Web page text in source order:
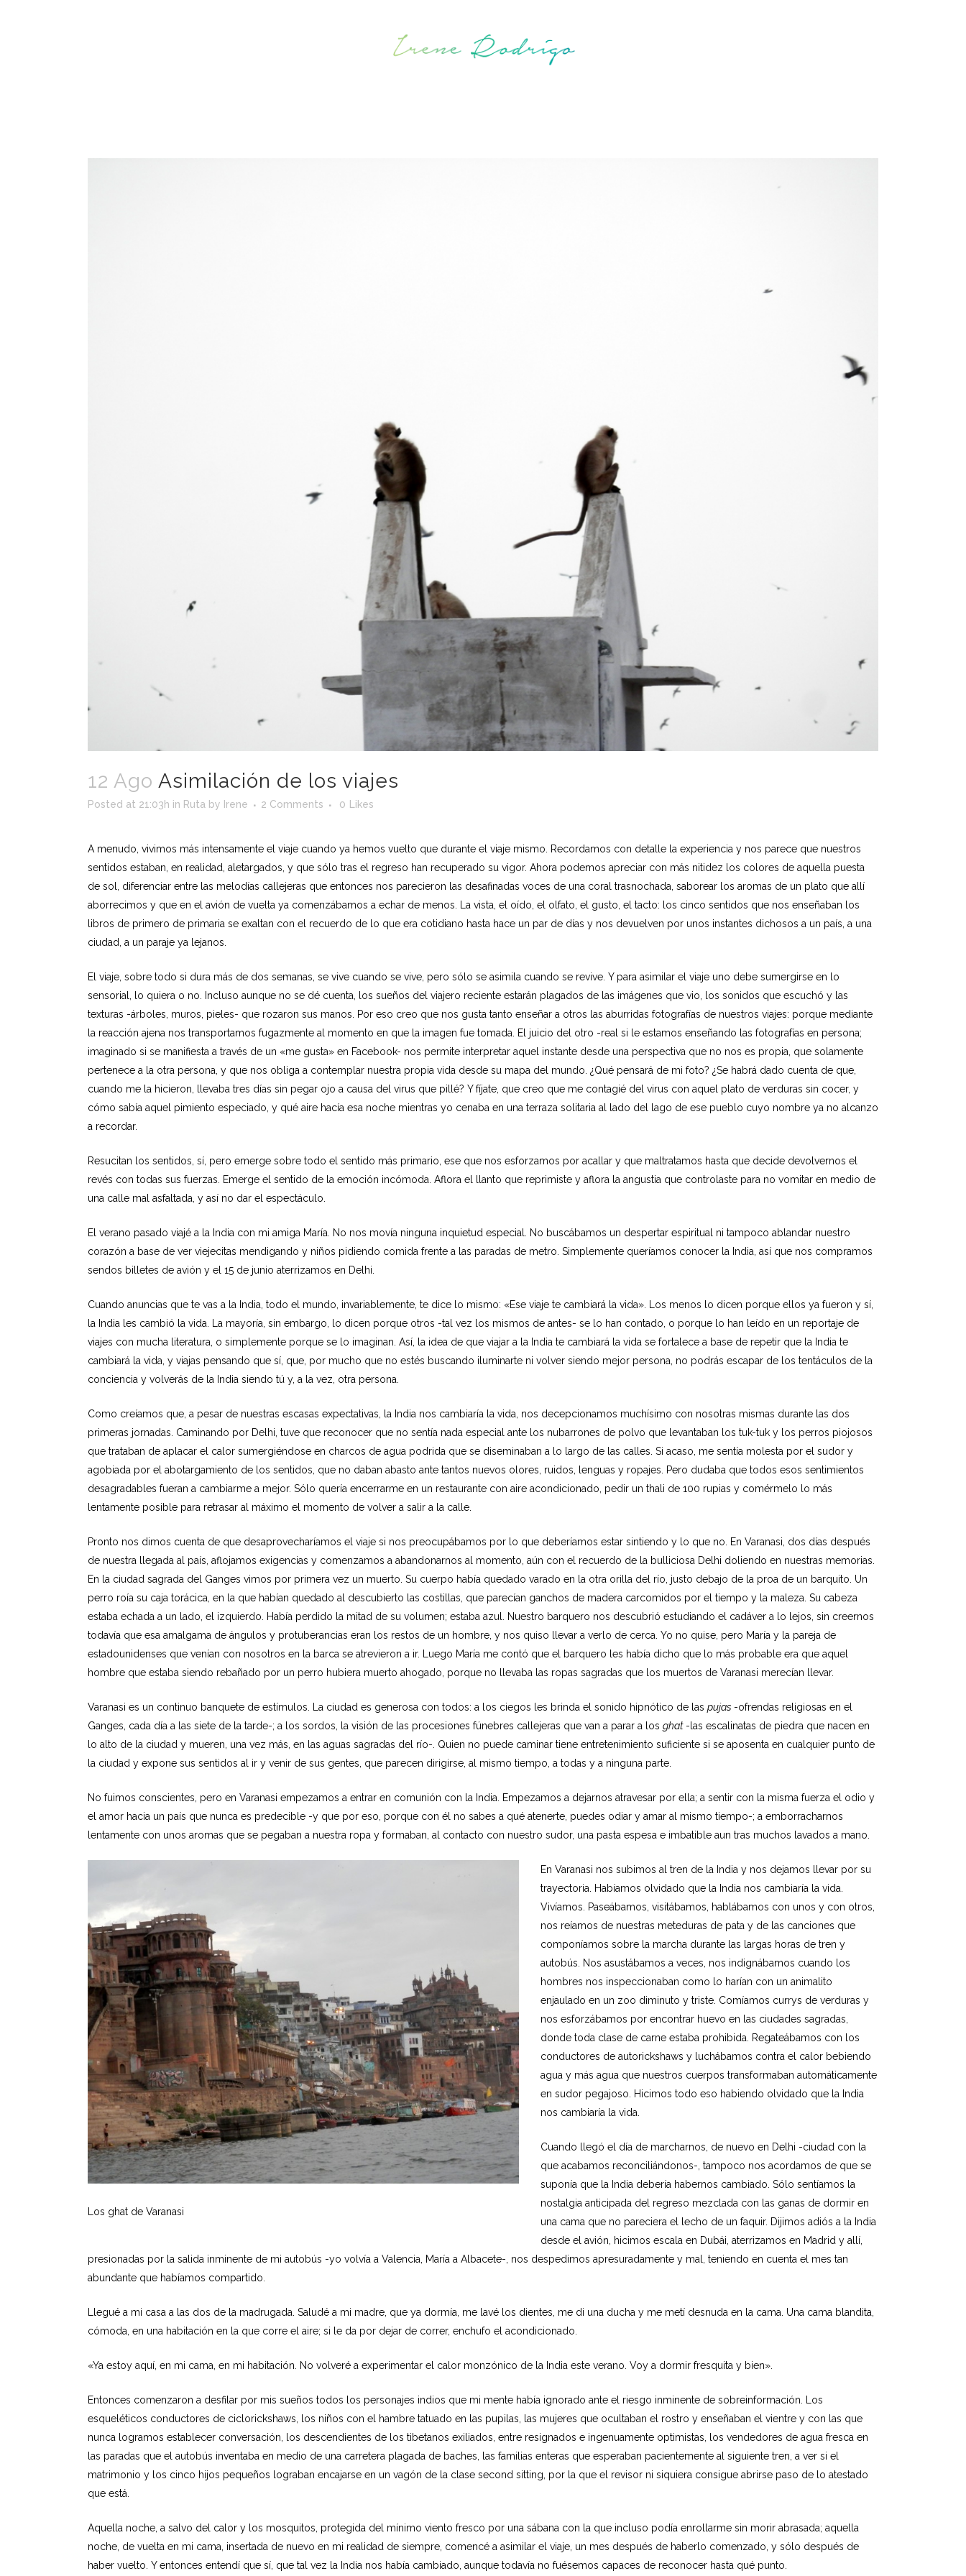
12 Ago Asimilación de los viajes
Posted at 21:03h in Ruta by Irene 2 Comments 0 Likes
A menudo, vivimos más intensamente el viaje cuando ya hemos vuelto que durante el viaje mismo. Recordamos con detalle la experiencia y nos parece que nuestros
sentidos estaban, en realidad, aletargados, y que sólo tras el regreso han recuperado su vigor. Ahora podemos apreciar con más nitidez los colores de aquella puesta
de sol, diferenciar entre las melodías callejeras que entonces nos parecieron las desafinadas voces de una coral trasnochada, saborear los aromas de un plato que allí
aborrecimos y que en el avión de vuelta ya comenzábamos a echar de menos. La vista, el oído, el olfato, el gusto, el tacto: los cinco sentidos que nos enseñaban los
libros de primero de primaria se exaltan con el recuerdo de lo que era cotidiano hasta hace un par de días y nos devuelven por unos instantes dichosos a un país, a una
ciudad, a un paraje ya lejanos.
El viaje, sobre todo si dura más de dos semanas, se vive cuando se vive, pero sólo se asimila cuando se revive. Y para asimilar el viaje uno debe sumergirse en lo
sensorial, lo quiera o no. Incluso aunque no se dé cuenta, los sueños del viajero reciente estarán plagados de las imágenes que vio, los sonidos que escuchó y las
texturas -árboles, muros, pieles- que rozaron sus manos. Por eso creo que nos gusta tanto enseñar a otros las aburridas fotografías de nuestros viajes: porque mediante
la reacción ajena nos transportamos fugazmente al momento en que la imagen fue tomada. El juicio del otro -real si le estamos enseñando las fotografías en persona;
imaginado si se manifiesta a través de un «me gusta» en Facebook- nos permite interpretar aquel instante desde una perspectiva que no nos es propia, que solamente
pertenece a la otra persona, y que nos obliga a contemplar nuestra propia vida desde su mapa del mundo. ¿Qué pensará de mi foto? ¿Se habrá dado cuenta de que,
cuando me la hicieron, llevaba tres días sin pegar ojo a causa del virus que pillé? Y fíjate, que creo que me contagié del virus con aquel plato de verduras sin cocer, y
cómo sabía aquel pimiento especiado, y qué aire hacía esa noche mientras yo cenaba en una terraza solitaria al lado del lago de ese pueblo cuyo nombre ya no alcanzo
a recordar.
Resucitan los sentidos, sí, pero emerge sobre todo el sentido más primario, ese que nos esforzamos por acallar y que maltratamos hasta que decide devolvernos el
revés con todas sus fuerzas. Emerge el sentido de la emoción incómoda. Aflora el llanto que reprimiste y aflora la angustia que controlaste para no vomitar en medio de
una calle mal asfaltada, y así no dar el espectáculo.
El verano pasado viajé a la India con mi amiga María. No nos movía ninguna inquietud especial. No buscábamos un despertar espiritual ni tampoco ablandar nuestro
corazón a base de ver viejecitas mendigando y niños pidiendo comida frente a las paradas de metro. Simplemente queríamos conocer la India, así que nos compramos
sendos billetes de avión y el 15 de junio aterrizamos en Delhi.
Cuando anuncias que te vas a la India, todo el mundo, invariablemente, te dice lo mismo: «Ese viaje te cambiará la vida». Los menos lo dicen porque ellos ya fueron y sí,
la India les cambió la vida. La mayoría, sin embargo, lo dicen porque otros -tal vez los mismos de antes- se lo han contado, o porque lo han leído en un reportaje de
viajes con mucha literatura, o simplemente porque se lo imaginan. Así, la idea de que viajar a la India te cambiará la vida se fortalece a base de repetir que la India te
cambiará la vida, y viajas pensando que sí, que, por mucho que no estés buscando iluminarte ni volver siendo mejor persona, no podrás escapar de los tentáculos de la
conciencia y volverás de la India siendo tú y, a la vez, otra persona.
Como creíamos que, a pesar de nuestras escasas expectativas, la India nos cambiaría la vida, nos decepcionamos muchísimo con nosotras mismas durante las dos
primeras jornadas. Caminando por Delhi, tuve que reconocer que no sentía nada especial ante los nubarrones de polvo que levantaban los tuk-tuk y los perros piojosos
que trataban de aplacar el calor sumergiéndose en charcos de agua podrida que se diseminaban a lo largo de las calles. Si acaso, me sentía molesta por el sudor y
agobiada por el abotargamiento de los sentidos, que no daban abasto ante tantos nuevos olores, ruidos, lenguas y ropajes. Pero dudaba que todos esos sentimientos
desagradables fueran a cambiarme a mejor. Sólo quería encerrarme en un restaurante con aire acondicionado, pedir un thali de 100 rupias y comérmelo lo más
lentamente posible para retrasar al máximo el momento de volver a salir a la calle.
Pronto nos dimos cuenta de que desaprovecharíamos el viaje si nos preocupábamos por lo que deberíamos estar sintiendo y lo que no. En Varanasi, dos días después
de nuestra llegada al país, aflojamos exigencias y comenzamos a abandonarnos al momento, aún con el recuerdo de la bulliciosa Delhi doliendo en nuestras memorias.
En la ciudad sagrada del Ganges vimos por primera vez un muerto. Su cuerpo había quedado varado en la otra orilla del río, justo debajo de la proa de un barquito. Un
perro roía su caja torácica, en la que habían quedado al descubierto las costillas, que parecían ganchos de madera carcomidos por el tiempo y la maleza. Su cabeza
estaba echada a un lado, el izquierdo. Había perdido la mitad de su volumen; estaba azul. Nuestro barquero nos descubrió estudiando el cadáver a lo lejos, sin creernos
todavía que esa amalgama de ángulos y protuberancias eran los restos de un hombre, y nos quiso llevar a verlo de cerca. Yo no quise, pero María y la pareja de
estadounidenses que venían con nosotros en la barca se atrevieron a ir. Luego María me contó que el barquero les había dicho que lo más probable era que aquel
hombre que estaba siendo rebañado por un perro hubiera muerto ahogado, porque no llevaba las ropas sagradas que los muertos de Varanasi merecían llevar.
Varanasi es un continuo banquete de estímulos. La ciudad es generosa con todos: a los ciegos les brinda el sonido hipnótico de las pujas -ofrendas religiosas en el
Ganges, cada día a las siete de la tarde-; a los sordos, la visión de las procesiones fúnebres callejeras que van a parar a los ghat -las escalinatas de piedra que nacen en
lo alto de la ciudad y mueren, una vez más, en las aguas sagradas del río-. Quien no puede caminar tiene entretenimiento suficiente si se aposenta en cualquier punto de
la ciudad y expone sus sentidos al ir y venir de sus gentes, que parecen dirigirse, al mismo tiempo, a todas y a ninguna parte.
No fuimos conscientes, pero en Varanasi empezamos a entrar en comunión con la India. Empezamos a dejarnos atravesar por ella; a sentir con la misma fuerza el odio y
el amor hacia un país que nunca es predecible -y que por eso, porque con él no sabes a qué atenerte, puedes odiar y amar al mismo tiempo-; a emborracharnos
lentamente con unos aromas que se pegaban a nuestra ropa y formaban, al contacto con nuestro sudor, una pasta espesa e imbatible aun tras muchos lavados a mano.
Los ghat de Varanasi
En Varanasi nos subimos al tren de la India y nos dejamos llevar por su
trayectoria. Habíamos olvidado que la India nos cambiaría la vida.
Vivíamos. Paseábamos, visitábamos, hablábamos con unos y con otros,
nos reíamos de nuestras meteduras de pata y de las canciones que
componíamos sobre la marcha durante las largas horas de tren y
autobús. Nos asustábamos a veces, nos indignábamos cuando los
hombres nos inspeccionaban como lo harían con un animalito
enjaulado en un zoo diminuto y triste. Comíamos currys de verduras y
nos esforzábamos por encontrar huevo en las ciudades sagradas,
donde toda clase de carne estaba prohibida. Regateábamos con los
conductores de autorickshaws y luchábamos contra el calor bebiendo
agua y más agua que nuestros cuerpos transformaban automáticamente
en sudor pegajoso. Hicimos todo eso habiendo olvidado que la India
nos cambiaría la vida.
Cuando llegó el día de marcharnos, de nuevo en Delhi -ciudad con la
que acabamos reconciliándonos-, tampoco nos acordamos de que se
suponía que la India debería habernos cambiado. Sólo sentíamos la
nostalgia anticipada del regreso mezclada con las ganas de dormir en
una cama que no pareciera el lecho de un faquir. Dijimos adiós a la India
desde el avión, hicimos escala en Dubái, aterrizamos en Madrid y allí,
presionadas por la salida inminente de mi autobús -yo volvía a Valencia, María a Albacete-, nos despedimos apresuradamente y mal, teniendo en cuenta el mes tan
abundante que habíamos compartido.
Llegué a mi casa a las dos de la madrugada. Saludé a mi madre, que ya dormía, me lavé los dientes, me di una ducha y me metí desnuda en la cama. Una cama blandita,
cómoda, en una habitación en la que corre el aire; si le da por dejar de correr, enchufo el acondicionado.
«Ya estoy aquí, en mi cama, en mi habitación. No volveré a experimentar el calor monzónico de la India este verano. Voy a dormir fresquita y bien».
Entonces comenzaron a desfilar por mis sueños todos los personajes indios que mi mente había ignorado ante el riesgo inminente de sobreinformación. Los
esqueléticos conductores de ciclorickshaws, los niños con el hambre tatuado en las pupilas, las mujeres que ocultaban el rostro y enseñaban el vientre y con las que
nunca logramos establecer conversación, los descendientes de los tibetanos exiliados, entre resignados e ingenuamente optimistas, los vendedores de agua fresca en
las paradas que el autobús inventaba en medio de una carretera plagada de baches, las familias enteras que esperaban pacientemente al siguiente tren, a ver si el
matrimonio y los cinco hijos pequeños lograban encajarse en un vagón de la clase second sitting, por la que el revisor ni siquiera consigue abrirse paso de lo atestado
que está.
Aquella noche, a salvo del calor y los mosquitos, protegida del mínimo viento fresco por una sábana con la que incluso podía enrollarme sin morir abrasada; aquella
noche, de vuelta en mi cama, insertada de nuevo en mi realidad de siempre, comencé a asimilar el viaje, un mes después de haberlo comenzado, y sólo después de
haber vuelto. Y entonces entendí que sí, que tal vez la India nos había cambiado, aunque todavía no fuésemos capaces de reconocer hasta qué punto.